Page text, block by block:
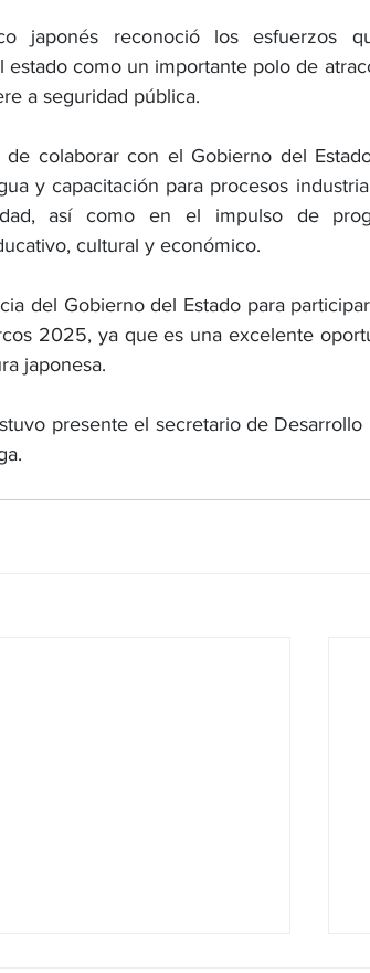
japonés reconoció los esfuerzos
estado como un importante polo de
a seguridad pública.
de colaborar con el Gobierno del
y capacitación para procesos
así como en el impulso de
cultural y económico.
del Gobierno del Estado para
2025, ya que es una excelente
japonesa.
presente el secretario de Desarrollo